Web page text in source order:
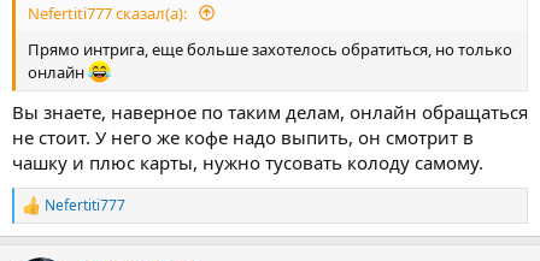
Nefertiti777 сказал(а):
Прямо интрига, еще больше захотелось обратиться, но только
онлайн
Вы знаете, наверное по таким делам, онлайн обращаться
не стоит. У него же кофе надо выпить, он смотрит в
чашку и плюс карты, нужно тусовать колоду самому.
Р
е
Nefertiti777